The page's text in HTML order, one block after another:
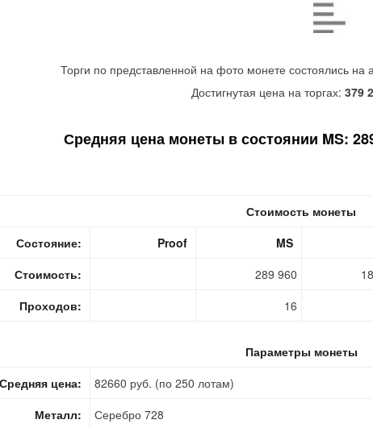
Торги по представленной на фото монете состоялись на
Достигнутая цена на торгах: 379
Средняя цена монеты в состоянии MS:
Стоимость монеты
Состояние:
Proof MS
Стоимость:
289 960
Проходов:
16
Параметры монеты
Средняя цена:
82660 руб. (по 250 лотам)
Металл:
Серебро 728